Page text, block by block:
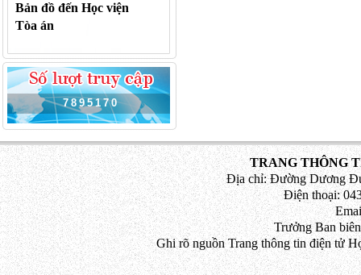
Bản đồ đến Học viện
Tòa án
7 8 9 5 1 7 0
TRANG THÔNG
Địa chỉ: Đường Dương
Điện thoại:
Trưởng Ban
Ghi rõ nguồn Trang thông tin điện tử